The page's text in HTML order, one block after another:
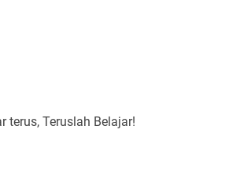
terus, Teruslah Belajar!